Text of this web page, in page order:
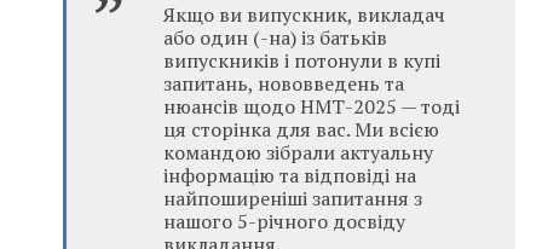
Якщо ви випускник, викладач
або один (-на) із батьків
випускників і потонули в купі
запитань, нововведень та
нюансів щодо НМТ-2025 — тоді
ця сторінка для вас. Ми всією
командою зібрали актуальну
інформацію та відповіді на
найпоширеніші запитання з
нашого 5-річного досвіду